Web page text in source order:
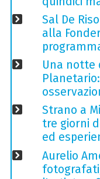
Sal De
alla
Una notte
Strano a
tre giorni
ed
Aurelio